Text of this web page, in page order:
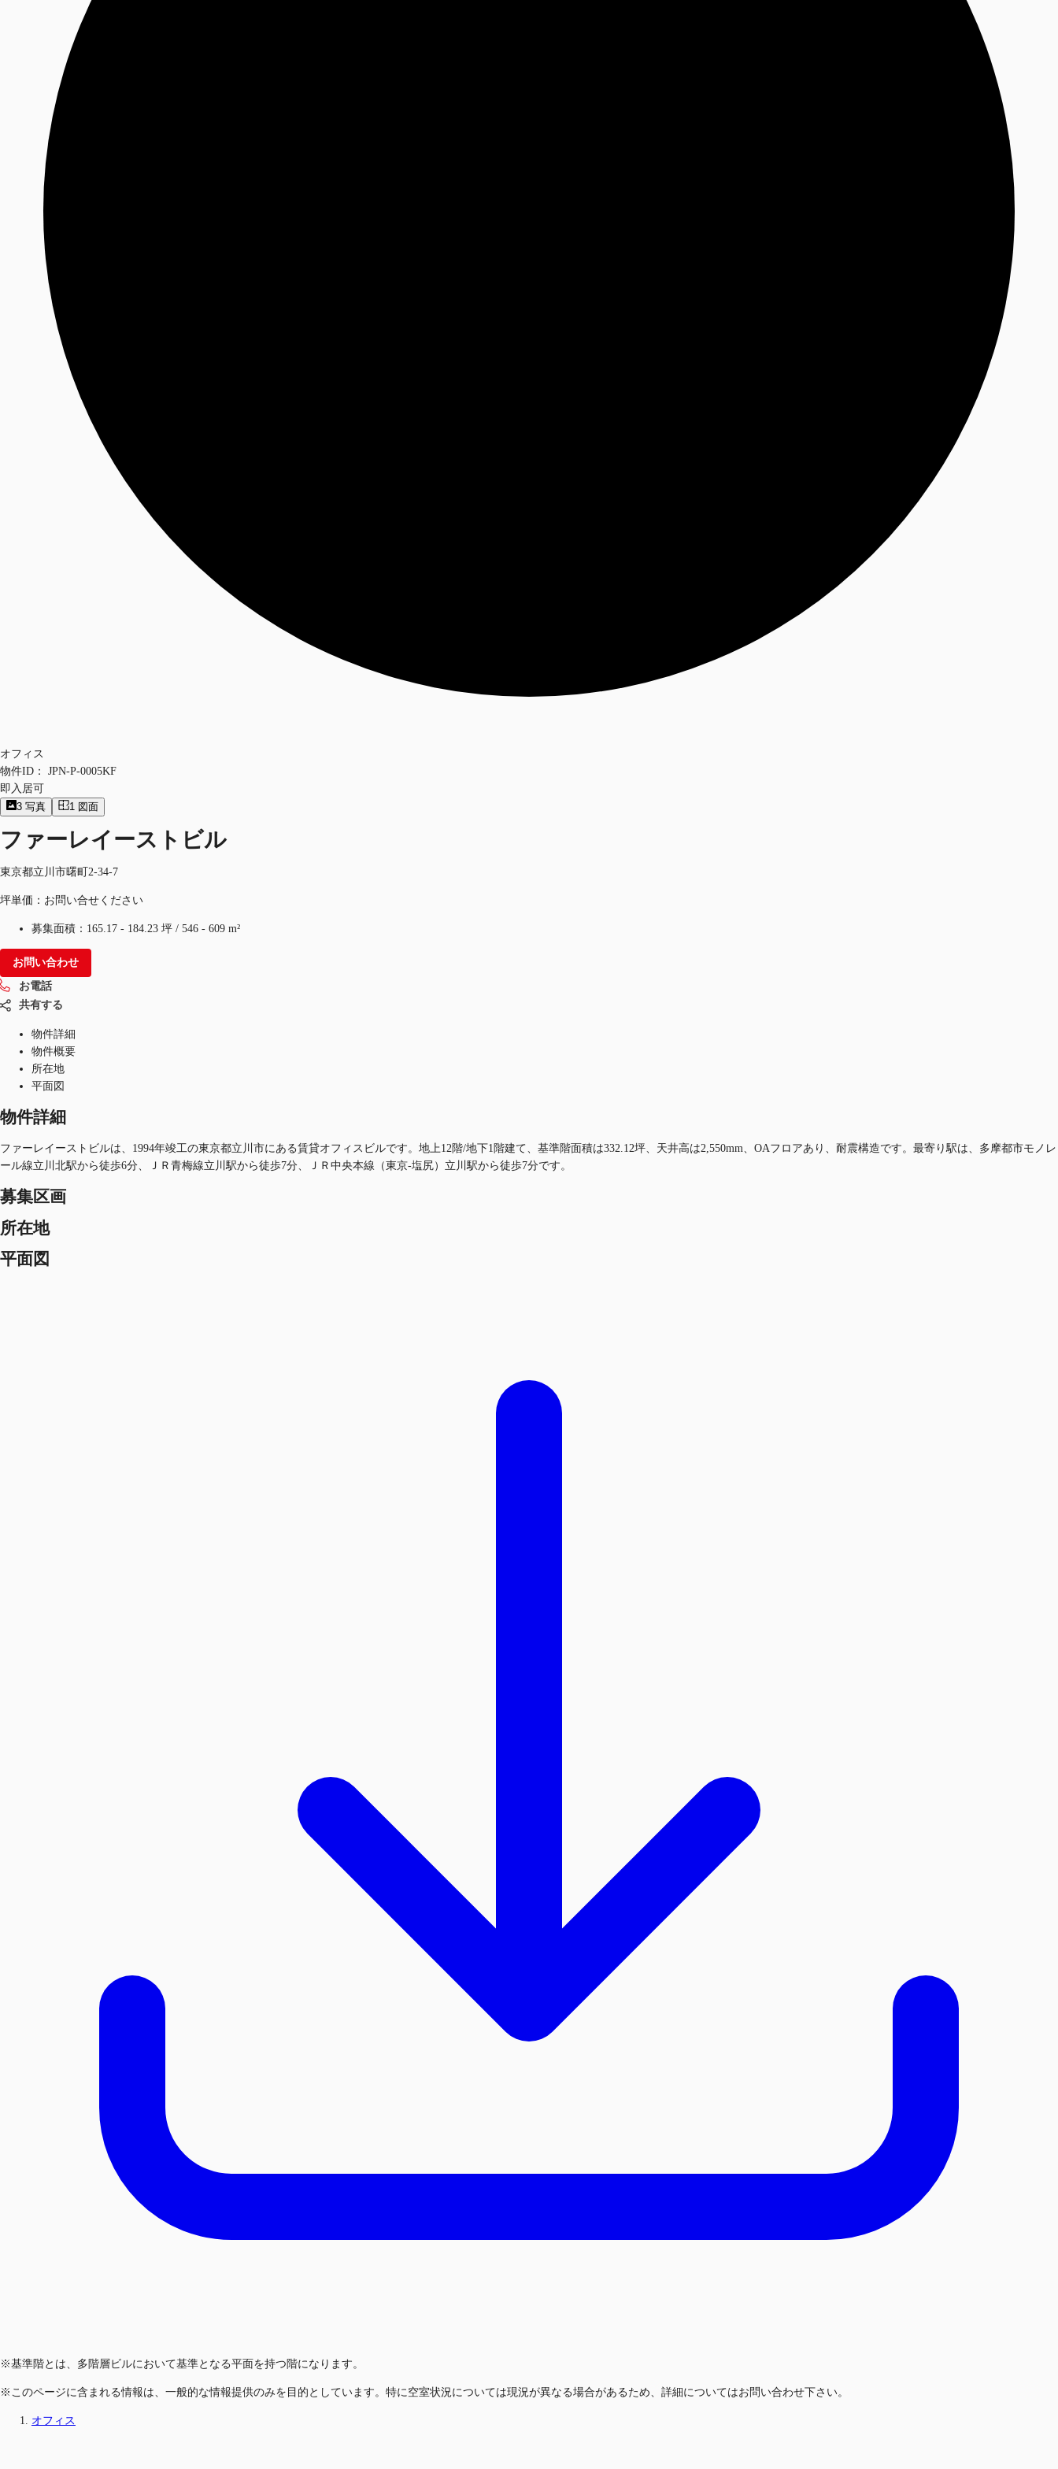
オフィス
物件ID：
JPN-P-0005KF
即入居可
3 写真 1 図面
ファーレイーストビル
東京都立川市曙町2-34-7
坪単価：お問い合せください
募集面積： 165.17 - 184.23 坪 / 546 - 609 m²
お問い合わせ
お電話
共有する
物件詳細
物件概要
所在地
平面図
物件詳細
ファーレイーストビルは、1994年竣工の東京都立川市にある賃貸オフィスビルです。地上12階/地下1階建て、基準階面積は332.12坪、天井高は2,550mm、OAフロアあり、耐震構造です。最寄り駅は、多摩都市モノレ
ール線立川北駅から徒歩6分、ＪＲ青梅線立川駅から徒歩7分、ＪＲ中央本線（東京-塩尻）立川駅から徒歩7分です。
募集区画
所在地
平面図
※基準階とは、多階層ビルにおいて基準となる平面を持つ階になります。
※このページに含まれる情報は、一般的な情報提供のみを目的としています。特に空室状況については現況が異なる場合があるため、詳細についてはお問い合わせ下さい。
オフィス